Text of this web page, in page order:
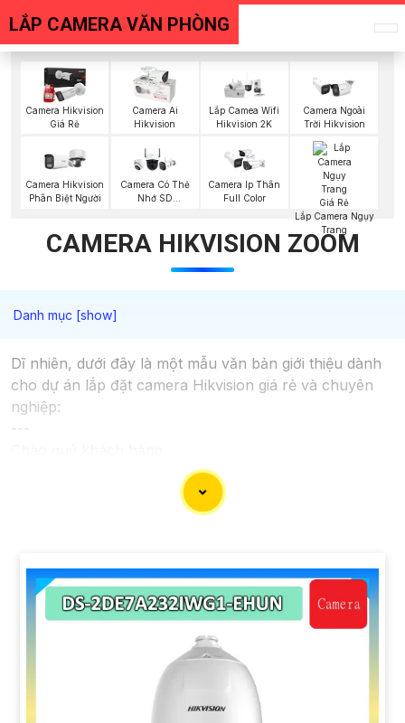
LẮP CAMERA VĂN PHÒNG
Camera Hikvision
Giá Rẻ
Camera Ai
Hikvision
Lắp Camea Wifi
Hikvision 2K
Camera Ngoài
Trời Hikvision
Camera Hikvision
Phân Biệt Người
Camera Có Thẻ
Nhớ SD
Camera Ip Thân
Full Color
Lắp Camera Ngụy
Trang
CAMERA HIKVISION ZOOM
Dĩ nhiên, dưới đây là một mẫu văn bản giới thiệu dành
cho dự án lắp đặt camera Hikvision giá rẻ và chuyên
nghiệp:
---
Chúng tôi xin trân trọng giới thiệu đến quý vị dịch vụ
lắp đặt camera Hikvision giá rẻ và chuyên nghiệp cho
mang đến cho quý vị những giải pháp an ninh hiệu
quả, đáng tin cậy và tiết kiệm chi phí.
Camera của Hikvision được biết đến là một trong
những thương hiệu hàng đầu thế giới về giải pháp an
ninh video. Với các tính năng và công nghệ tiên tiến,
camera Hikvision không chỉ
chắc chắn
ảnh sắc nét mà còn đem đến sự tin cậy và an toàn cho